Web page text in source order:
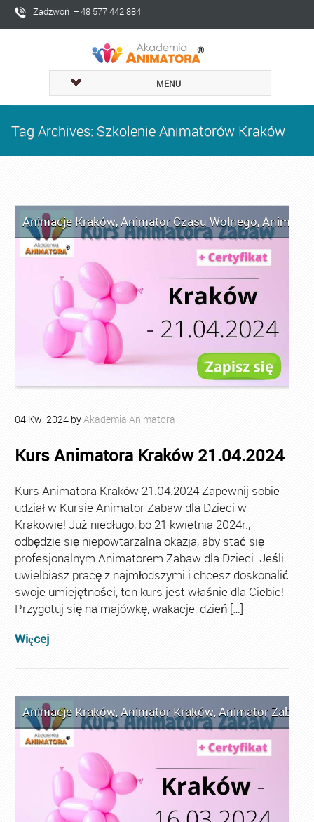
Zadzwoń + 48 577 442 884
MENU
Tag Archives: Szkolenie Animatorów Kraków
Animacje Kraków,Animator Czasu Wolnego,
04 Kwi 2024 byAkademia Animatora
Kurs Animatora Kraków 21.04.2024
Kurs Animatora Kraków 21.04.2024 Zapewnij sobie
udział w Kursie Animator Zabaw dla Dzieci w
Krakowie! Już niedługo, bo 21 kwietnia 2024r.,
odbędzie się niepowtarzalna okazja, aby stać się
profesjonalnym Animatorem Zabaw dla Dzieci. Jeśli
uwielbiasz pracę z najmłodszymi i chcesz doskonalić
swoje umiejętności, ten kurs jest właśnie dla Ciebie!
Przygotuj się na majówkę, wakacje, dzień […]
Więcej
Animacje Kraków,Animator Kraków,Animator Zabaw